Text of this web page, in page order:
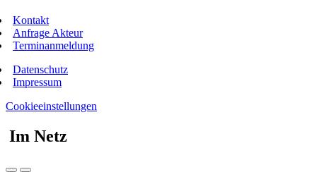
Kontakt
Anfrage Akteur
Terminanmeldung
Datenschutz
Impressum
Cookieeinstellungen
Im Netz